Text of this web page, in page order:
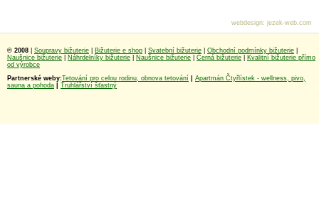
© 2008 Soupravy bižuterie Bižuterie e shop Svatební bižuterie Obchodní podmínky bižuterie
Naušnice bižuterie
Náhrdelníky bižuterie Naušnice bižuterie Černá bižuterie
Kvalitní bižuterie přímo
od výrobce
Partnerské weby:Tetování pro celou rodinu, obnova tetování
Apartmán Čtyřlístek - wellness, pivo,
sauna a pohoda
Truhlářství šťastný
webdesign: jezek-web.com